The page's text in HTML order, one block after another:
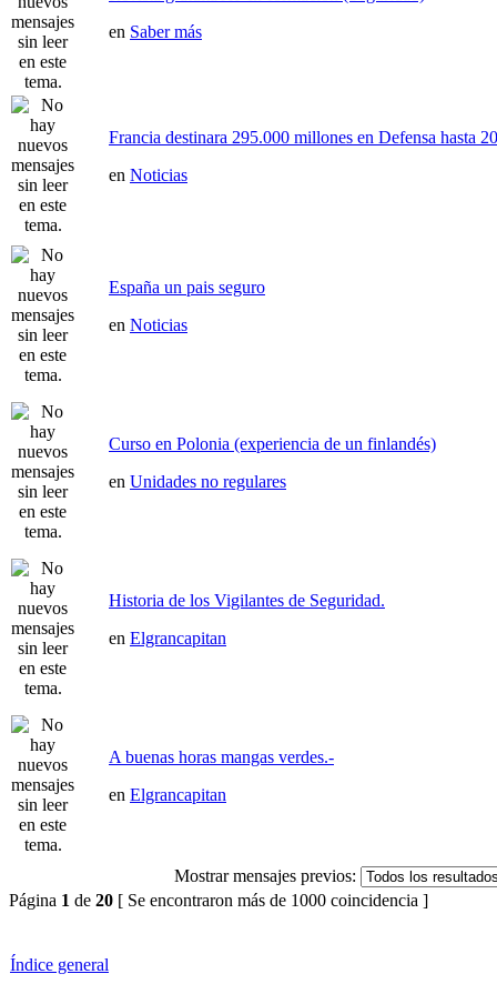
en Saber más
Francia destinara 295.000 millones en Defensa hasta
en Noticias
España un pais seguro
en Noticias
Curso en Polonia (experiencia de un finlandés)
en Unidades no regulares
Historia de los Vigilantes de Seguridad.
en Elgrancapitan
A buenas horas mangas verdes.-
en Elgrancapitan
Mostrar mensajes previos:
Página 1 de 20 [ Se encontraron más de 1000 coincidencia ]
Índice general